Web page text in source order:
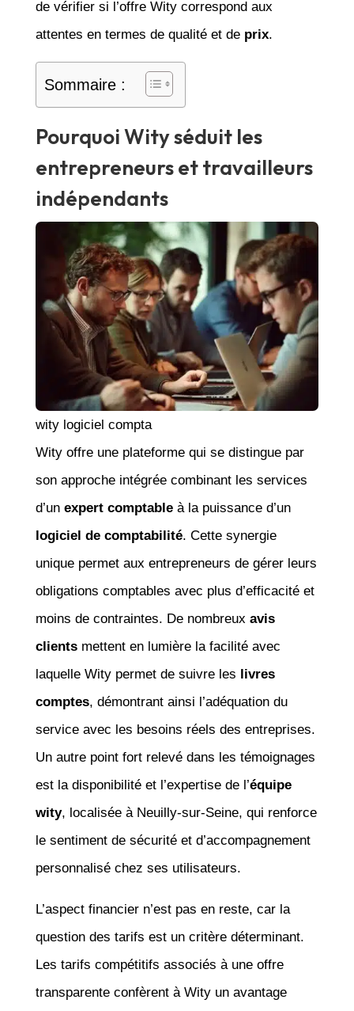
de vérifier si l’offre Wity correspond aux
attentes en termes de qualité et de prix.
Sommaire :
Pourquoi Wity séduit les
entrepreneurs et travailleurs
indépendants
wity logiciel compta
Wity offre une plateforme qui se distingue par
son approche intégrée combinant les services
d’un expert comptableà la puissance d’un
logiciel de comptabilité. Cette synergie
unique permet aux entrepreneurs de gérer leurs
obligations comptables avec plus d’efficacité et
moins de contraintes. De nombreux avis
clientsmettent en lumière la facilité avec
laquelle Wity permet de suivre les livres
comptes, démontrant ainsi l’adéquation du
service avec les besoins réels des entreprises.
Un autre point fort relevé dans les témoignages
est la disponibilité et l’expertise de l’équipe
wity, localisée à Neuilly-sur-Seine, qui renforce
le sentiment de sécurité et d’accompagnement
personnalisé chez ses utilisateurs.
L’aspect financier n’est pas en reste, car la
question des tarifs est un critère déterminant.
Les tarifs compétitifs associés à une offre
transparente confèrent à Wity un avantage